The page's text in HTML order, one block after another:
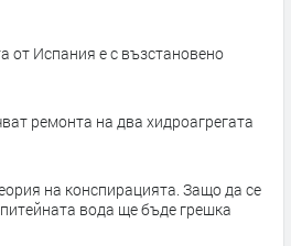
от Испания е с възстановено
ремонта на два хидроагрегата
на конспирацията. Защо да се
вода ще бъде грешка